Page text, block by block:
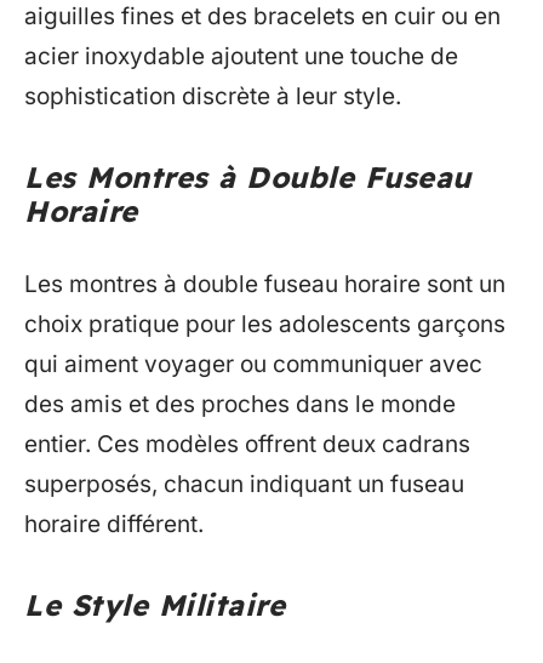
aiguilles fines et des bracelets en cuir ou en
acier inoxydable ajoutent une touche de
sophistication discrète à leur style.
Les Montres à Double Fuseau
Horaire
Les montres à double fuseau horaire sont un
choix pratique pour les adolescents garçons
qui aiment voyager ou communiquer avec
des amis et des proches dans le monde
entier. Ces modèles offrent deux cadrans
superposés, chacun indiquant un fuseau
horaire différent.
Le Style Militaire